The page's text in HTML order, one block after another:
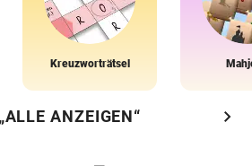
Kreuzworträtsel
ANZEIGEN“ chevron_right